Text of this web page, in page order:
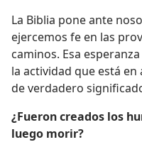
La Biblia pone ante
ejercemos fe en las
caminos. Esa
la actividad que está
de verdadero
¿Fueron creados los
luego morir?